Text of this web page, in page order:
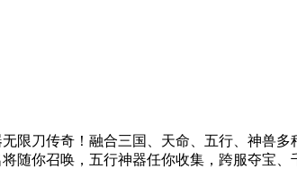
无限刀传奇！融合三国、天命、五行、神兽
随你召唤，五行神器任你收集，跨服夺宝